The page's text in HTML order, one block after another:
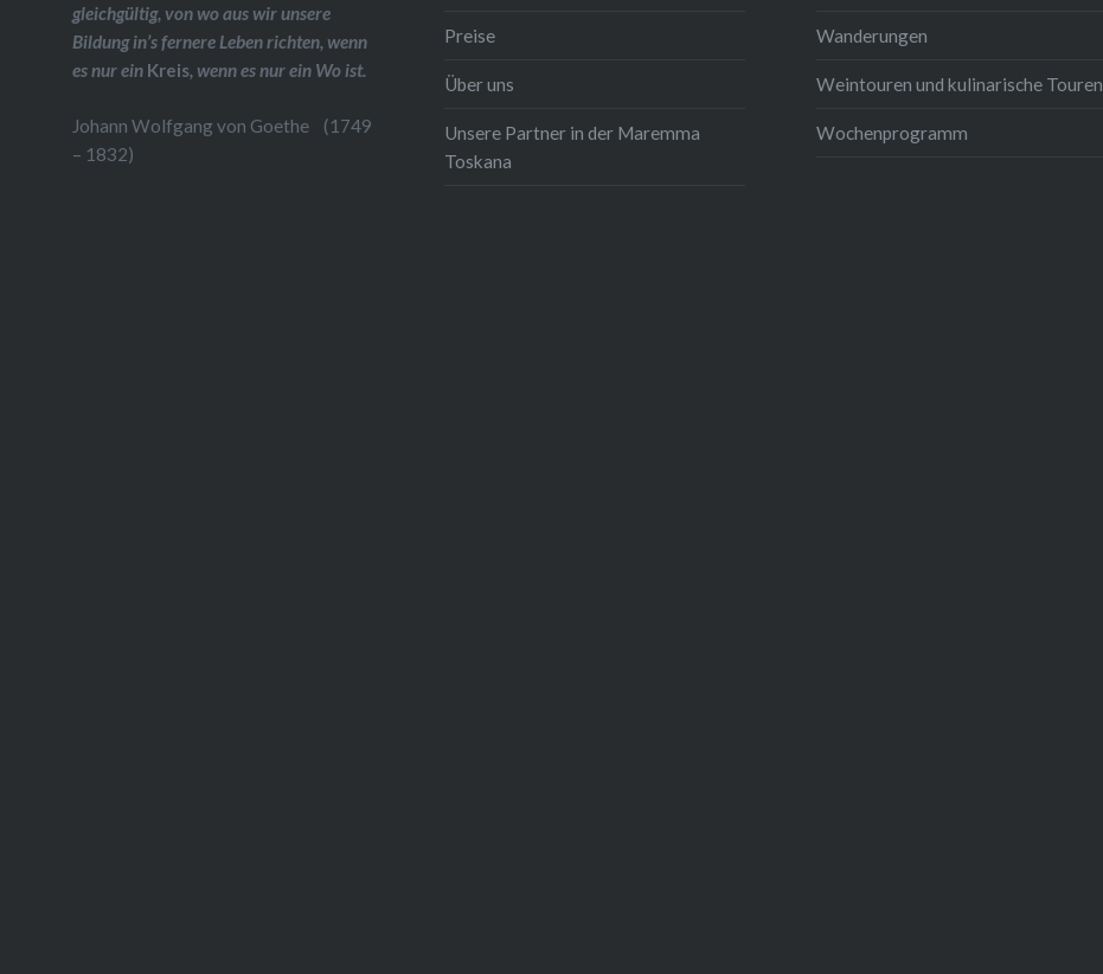
Preise
Über uns
Unsere Partner in der Maremma
Toskana
Wanderungen
Weintouren und kulinarische Touren
Wochenprogramm
gleichgültig, von wo aus wir unsere
Bildung in’s fernere Leben richten, wenn
es nur ein Kreis, wenn es nur ein Wo ist.
Johann Wolfgang von Goethe (1749
– 1832)